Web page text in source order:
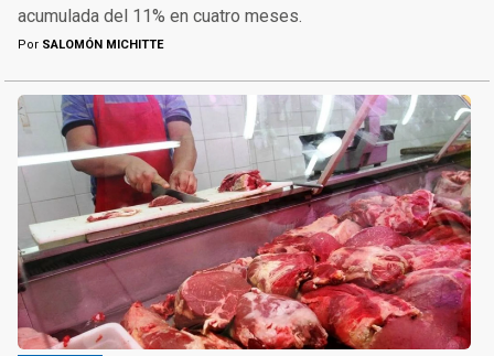
acumulada del 11% en cuatro meses.
Por SALOMÓN MICHITTE